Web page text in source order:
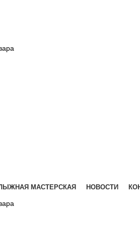
МАСТЕРСКАЯ НОВОСТИ